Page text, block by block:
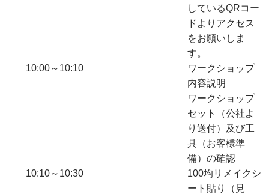
しているQRコー
ドよりアクセス
をお願いしま
す。
10:00～10:10
ワークショップ
内容説明
ワークショップ
セット（公社よ
り送付）及び工
具（お客様準
備）の確認
10:10～10:30
100均リメイクシ
ート貼り（見